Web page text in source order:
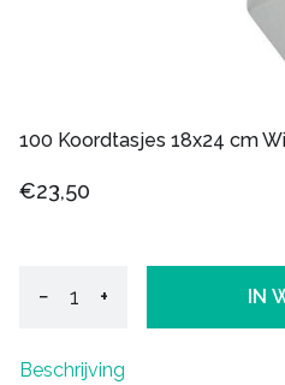
100 Koordtasjes 18x24 cm
€23,50
− + IN
Beschrijving